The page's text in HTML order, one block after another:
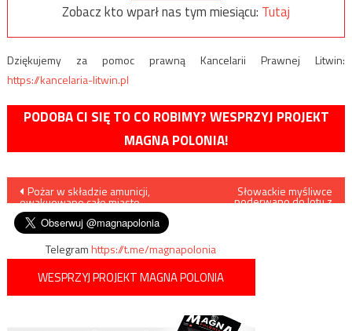
Zobacz kto wparł nas tym miesiącu: Tutaj
Dziękujemy za pomoc prawną Kancelarii Prawnej Litwin:
https://kancelaria-litwin.pl
PODOBA CI SIĘ TO CO ROBIMY? WESPRZYJ PROJEKT
MAGNA POLONIA!
Nawigacja
wpisu
Pożar w składzie amunicji,
ewakuowano całe miasto
Słowackie myśliwce
poderwano do lotu z
Telegramhttps://t.me/magnapolonia
WESPRZYJ PROJEKT MAGNA POLONIA